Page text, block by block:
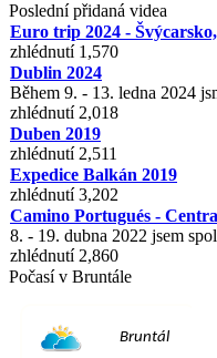
Poslední přidaná videa
Euro trip 2024 -
zhlédnutí 1,570
Dublin 2024
Během 9. - 13. ledna 2024
zhlédnutí 2,018
Duben 2019
zhlédnutí 2,511
Expedice Balkán 2019
zhlédnutí 3,202
Camino Portugués -
8. - 19. dubna 2022 jsem
zhlédnutí 2,860
Počasí v Bruntále